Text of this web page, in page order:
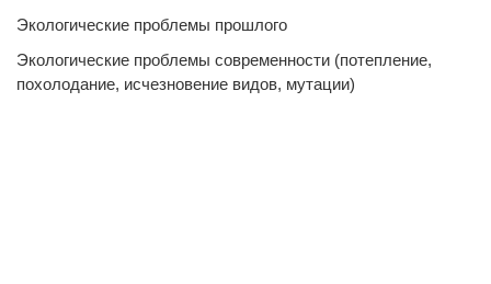
Экологические проблемы прошлого
Экологические проблемы современности (потепление,
похолодание, исчезновение видов, мутации)